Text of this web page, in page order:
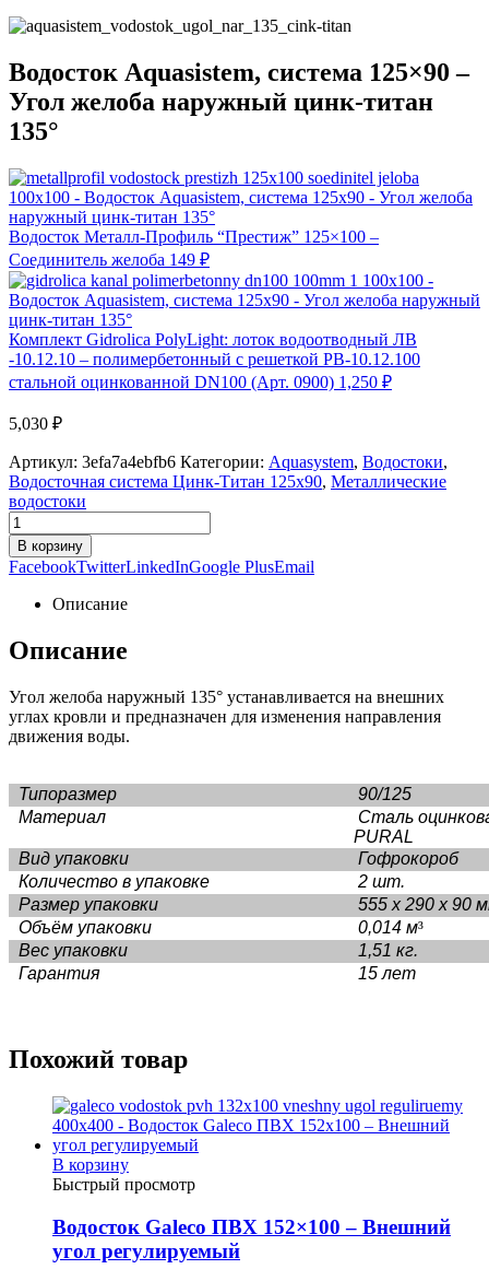
Водосток Aquasistem, система 125×90 –
Угол желоба наружный цинк-титан
135°
Водосток Металл-Профиль “Престиж” 125×100 –
Соединитель желоба 149 ₽
Комплект Gidrolica PolyLight: лоток водоотводный ЛВ
-10.12.10 – полимербетонный с решеткой РВ-10.12.100
стальной оцинкованной DN100 (Арт. 0900) 1,250 ₽
5,030 ₽
Артикул: 3efa7a4ebfb6 Категории: Aquasystem, Водостоки,
Водосточная система Цинк-Титан 125x90, Металлические
водостоки
В корзину
FacebookTwitterLinkedInGoogle PlusEmail
Описание
Описание
Угол желоба наружный 135° устанавливается на внешних
углах кровли и предназначен для изменения направления
движения воды.
Типоразмер
90/125
Материал
Сталь
PURAL
Вид упаковки
Гофрокороб
Количество в упаковке
2 шт.
Размер упаковки
555 х 290 х 90
Объём упаковки
0,014 м³
Вес упаковки
1,51 кг.
Гарантия
15 лет
Похожий товар
В корзину
Быстрый просмотр
Водосток Galeco ПВХ 152×100 – Внешний
угол регулируемый